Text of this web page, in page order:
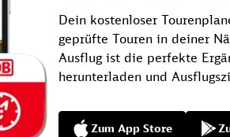
Dein kostenloser
geprüfte Touren in deiner
Ausflug ist die perfekte
herunterladen und
Zum App Store